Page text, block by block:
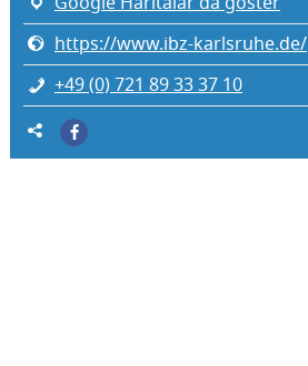
https://www.ibz-karlsruhe.de/
+49 (0) 721 89 33 37 10